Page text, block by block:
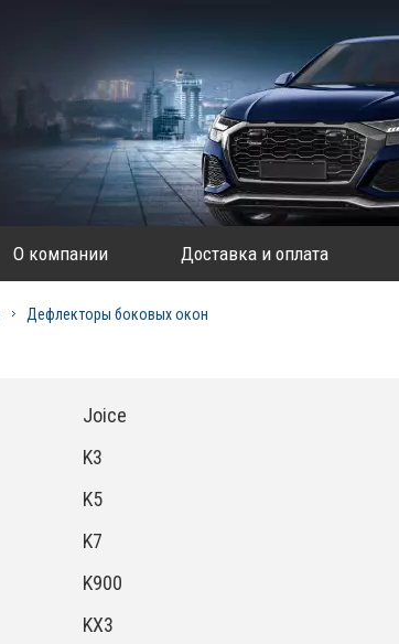
О компании Доставка и оплата
Дефлекторы боковых окон
Joice
K3
K5
K7
K900
KX3